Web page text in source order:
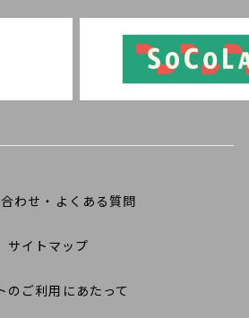
わせ・よくある質問
サイトマップ
のご利用にあたって